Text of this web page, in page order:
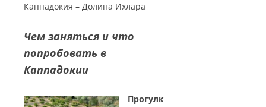
Каппадокия – Долина Ихлара
Чем заняться и что
попробовать в
Каппадокии
Прогулк